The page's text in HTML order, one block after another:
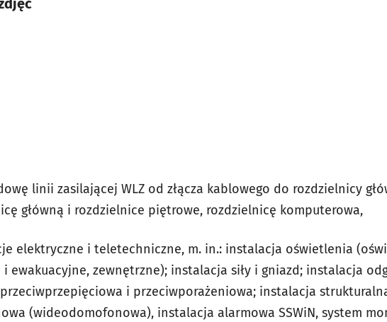
linii zasilającej WLZ od złącza kablowego do rozdzielnicy
główną i rozdzielnice piętrowe, rozdzielnicę komputerowa,
elektryczne i teletechniczne, m. in.: instalacja oświetlenia
ewakuacyjne, zewnętrzne); instalacja siły i gniazd; instalacja
i przeciwporażeniowa; instalacja
(wideodomofonowa), instalacja alarmowa SSWiN, system